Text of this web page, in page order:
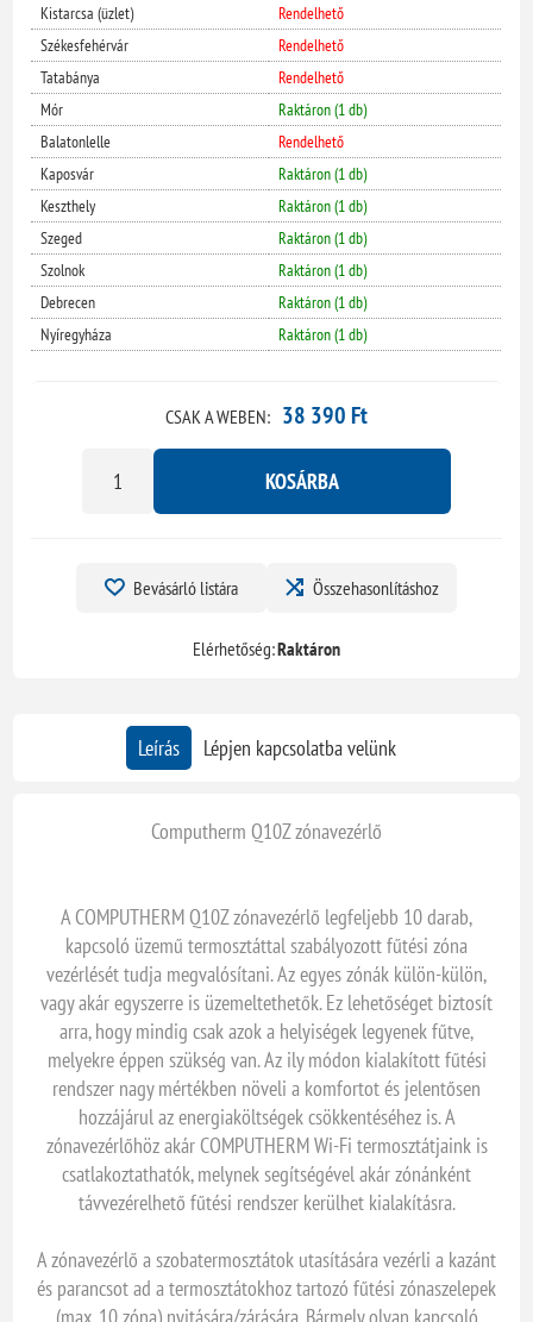
Kistarcsa (üzlet)
Rendelhető
Székesfehérvár
Rendelhető
Tatabánya
Rendelhető
Mór
Raktáron (1 db)
Balatonlelle
Rendelhető
Kaposvár
Raktáron (1 db)
Keszthely
Raktáron (1 db)
Szeged
Raktáron (1 db)
Szolnok
Raktáron (1 db)
Debrecen
Raktáron (1 db)
Nyíregyháza
Raktáron (1 db)
CSAK A WEBEN: 38 390 Ft
KOSÁRBA
Bevásárló listára Összehasonlításhoz
Elérhetőség:Raktáron
Leírás Lépjen kapcsolatba velünk
Computherm Q10Z zónavezérlő
A COMPUTHERM Q10Z zónavezérlő legfeljebb 10 darab,
kapcsoló üzemű termosztáttal szabályozott fűtési zóna
vezérlését tudja megvalósítani. Az egyes zónák külön-külön,
vagy akár egyszerre is üzemeltethetők. Ez lehetőséget biztosít
arra, hogy mindig csak azok a helyiségek legyenek fűtve,
melyekre éppen szükség van. Az ily módon kialakított fűtési
rendszer nagy mértékben növeli a komfortot és jelentősen
hozzájárul az energiaköltségek csökkentéséhez is. A
zónavezérlőhöz akár COMPUTHERM Wi-Fi termosztátjaink is
csatlakoztathatók, melynek segítségével akár zónánként
távvezérelhető fűtési rendszer kerülhet kialakításra.
A zónavezérlő a szobatermosztátok utasítására vezérli a kazánt
és parancsot ad a termosztátokhoz tartozó fűtési zónaszelepek
(max. 10 zóna) nyitására/zárására. Bármely olyan kapcsoló